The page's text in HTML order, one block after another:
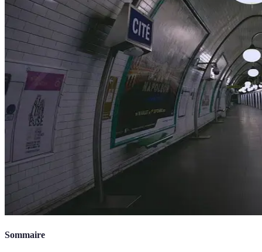
Sommaire